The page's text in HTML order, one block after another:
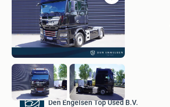
Bewaren
in
Mijn
Favorieten
Den Engelsen Top Used B.V.